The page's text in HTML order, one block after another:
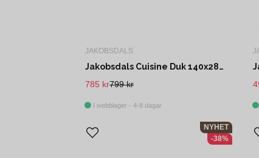
JAKOBSDALS
Jakobsdals Cuisine Duk 140x280 cm Offwhite/Grön
799 kr
785 kr
I webblager - 4-8 dagar
NYHET
-38%